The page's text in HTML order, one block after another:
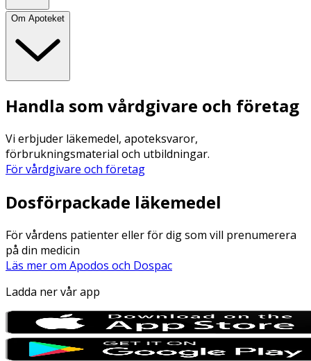
Om Apoteket
Handla som vårdgivare och företag
Vi erbjuder läkemedel, apoteksvaror,
förbrukningsmaterial och utbildningar.
För vårdgivare och företag
Dosförpackade läkemedel
För vårdens patienter eller för dig som vill prenumerera
på din medicin
Läs mer om Apodos och Dospac
Ladda ner vår app